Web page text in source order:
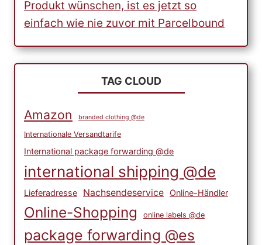
Produkt wünschen, ist es jetzt so
einfach wie nie zuvor mit Parcelbound
TAG CLOUD
Amazon branded clothing @de
Internationale Versandtarife
International package forwarding @de
international shipping @de
Lieferadresse Nachsendeservice Online-Händler
Online-Shopping online labels @de
package forwarding @es